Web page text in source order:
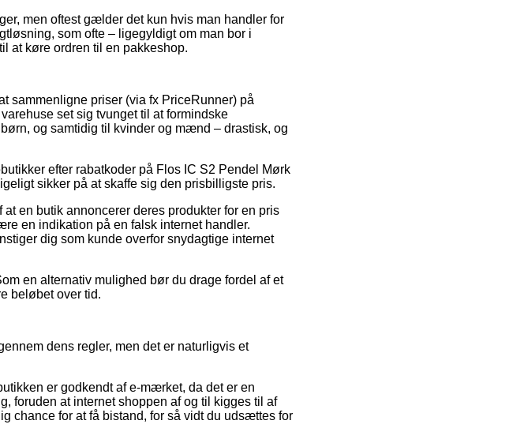
men oftest gælder det kun hvis man handler for
som ofte – ligegyldigt om man bor i
at køre ordren til en pakkeshop.
sammenligne priser (via fx PriceRunner) på
set sig tvunget til at formindske
og samtidig til kvinder og mænd – drastisk, og
efter rabatkoder på Flos IC S2 Pendel Mørk
sikker på at skaffe sig den prisbilligste pris.
en butik annoncerer deres produkter for en pris
en indikation på en falsk internet handler.
dig som kunde overfor snydagtige internet
en alternativ mulighed bør du drage fordel af et
beløbet over tid.
dens regler, men det er naturligvis et
er godkendt af e-mærket, da det er en
foruden at internet shoppen af og til kigges til af
chance for at få bistand, for så vidt du udsættes for